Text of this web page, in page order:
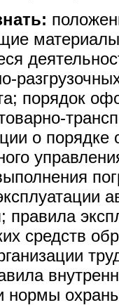
порядок
о порядке
правила
средств
нормы